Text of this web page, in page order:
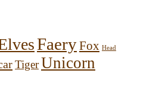
FaeryFox Head
TigerUnicorn